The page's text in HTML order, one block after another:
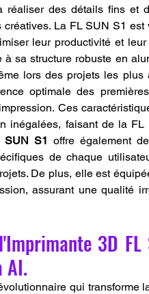
réaliser des détails fins et
La FL SUN S1 est
leur productivité et leur
sa structure robuste en
lors des projets les plus
optimale des
Ces
inégalées, faisant de la
SUN S1 offre également
de chaque
De plus, elle est
assurant une qualité
3D FL
AI.
qui transforme